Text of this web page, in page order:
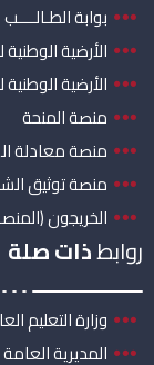
بوابة الطـالــــب
الأرضية الوطنية
الأرضية
منصة المنحة
منصة معادلة
منصة توثيق
الخريجون
روابطذات صلة
وزارة التعليم
المديرية